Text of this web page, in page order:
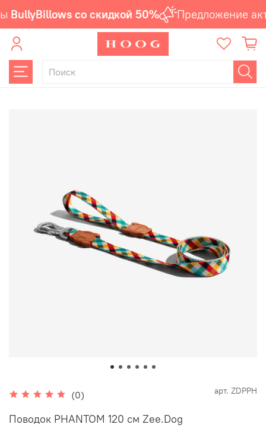
BullyBillows со скидкой 50% Предложение
(0) арт. ZDPPH
Поводок PHANTOM 120 см Zee.Dog